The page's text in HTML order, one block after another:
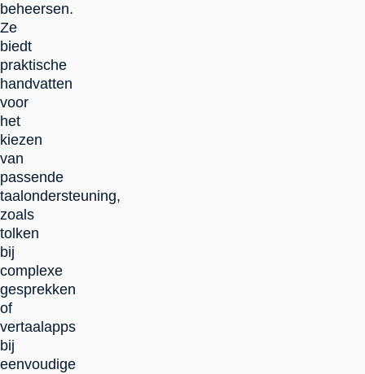
beheersen.
Ze
biedt
praktische
handvatten
voor
het
kiezen
van
passende
taalondersteuning,
zoals
tolken
bij
complexe
gesprekken
of
vertaalapps
bij
eenvoudige